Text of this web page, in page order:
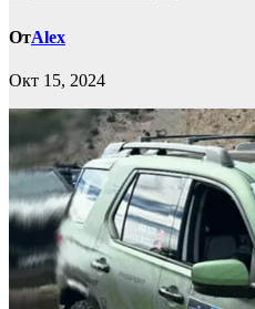
ОтAlex
Окт 15, 2024